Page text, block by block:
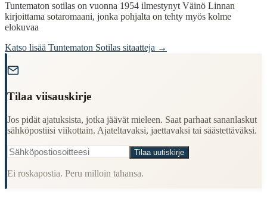
Period:Traditional folk wisdom
Tuntematon sotilas on vuonna 1954 ilmestynyt Väinö Linnan
kirjoittama sotaromaani, jonka pohjalta on tehty myös kolme
elokuvaa
Katso lisää Tuntematon Sotilas sitaatteja →
Tilaa viisauskirje
Jos pidät ajatuksista, jotka jäävät mieleen. Saat parhaat sananlaskut
sähköpostiisi viikottain. Ajateltavaksi, jaettavaksi tai säästettäväksi.
Tilaa uutiskirje
Ei roskapostia. Peru milloin tahansa.